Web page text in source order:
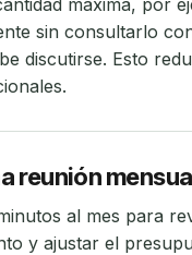
máxima, por
sin consultarlo
discutirse. Esto
reunión
al mes para
y ajustar el